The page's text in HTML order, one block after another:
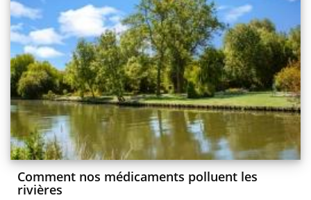
Comment nos médicaments polluent les
rivières